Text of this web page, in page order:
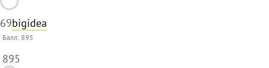
69bigidea
Балл: 895
895